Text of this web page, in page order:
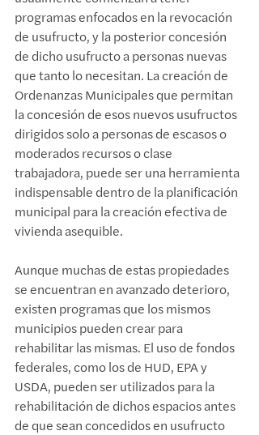
programas enfocados en la revocación
de usufructo, y la posterior concesión
de dicho usufructo a personas nuevas
que tanto lo necesitan. La creación de
Ordenanzas Municipales que permitan
la concesión de esos nuevos usufructos
dirigidos solo a personas de escasos o
moderados recursos o clase
trabajadora, puede ser una herramienta
indispensable dentro de la planificación
municipal para la creación efectiva de
vivienda asequible.
Aunque muchas de estas propiedades
se encuentran en avanzado deterioro,
existen programas que los mismos
municipios pueden crear para
rehabilitar las mismas. El uso de fondos
federales, como los de HUD, EPA y
USDA, pueden ser utilizados para la
rehabilitación de dichos espacios antes
de que sean concedidos en usufructo